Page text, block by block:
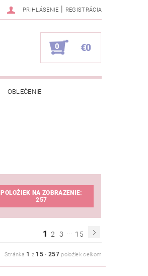
PRIHLÁSENIE | REGISTRÁCIA
0 €0
OBLEČENIE
POLOŽIEK NA ZOBRAZENIE:
257
1 2 3 ... 15
Stránka 1 z 15 -257 položiek celkom